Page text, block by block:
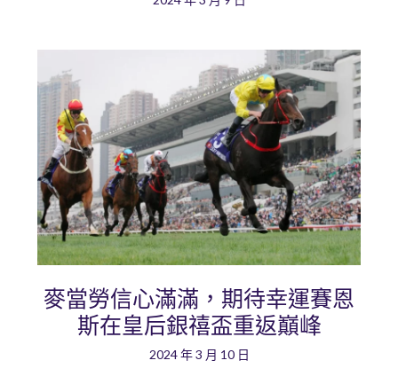
麥當勞信心滿滿，期待幸運賽恩
斯在皇后銀禧盃重返巔峰
2024 年 3 月 10 日